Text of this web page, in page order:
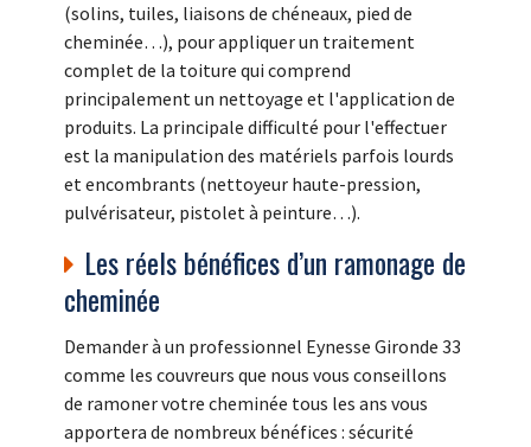
(solins, tuiles, liaisons de chéneaux, pied de
cheminée…), pour appliquer un traitement
complet de la toiture qui comprend
principalement un nettoyage et l'application de
produits. La principale difficulté pour l'effectuer
est la manipulation des matériels parfois lourds
et encombrants (nettoyeur haute-pression,
pulvérisateur, pistolet à peinture…).
Les réels bénéfices d’un ramonage de
cheminée
Demander à un professionnel Eynesse Gironde 33
comme les couvreurs que nous vous conseillons
de ramoner votre cheminée tous les ans vous
apportera de nombreux bénéfices : sécurité